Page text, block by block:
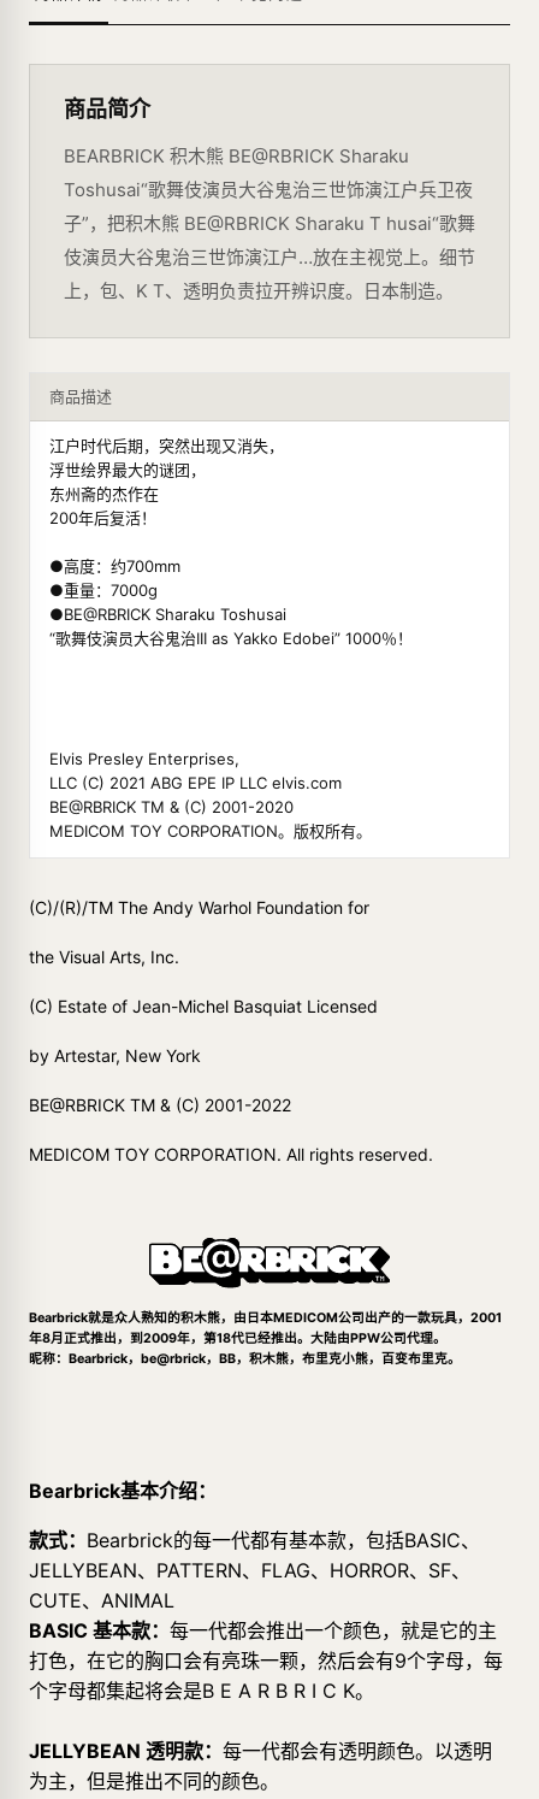
商品简介
BEARBRICK 积木熊 BE@RBRICK Sharaku
Toshusai“歌舞伎演员大谷鬼治三世饰演江户兵卫夜
子”，把积木熊 BE@RBRICK Sharaku T husai“歌舞
伎演员大谷鬼治三世饰演江户…放在主视觉上。细节
上，包、K T、透明负责拉开辨识度。日本制造。
商品描述
江户时代后期，突然出现又消失，
浮世绘界最大的谜团，
东州斋的杰作在
200年后复活！
●高度：约700mm
●重量：7000g
●BE@RBRICK Sharaku Toshusai
“歌舞伎演员大谷鬼治III as Yakko Edobei” 1000％！
Elvis Presley Enterprises,
LLC (C) 2021 ABG EPE IP LLC elvis.com
BE@RBRICK TM & (C) 2001-2020
MEDICOM TOY CORPORATION。版权所有。
(C)/(R)/TM The Andy Warhol Foundation for
the Visual Arts, Inc.
(C) Estate of Jean-Michel Basquiat Licensed
by Artestar, New York
BE@RBRICK TM & (C) 2001-2022
MEDICOM TOY CORPORATION. All rights reserved.
Bearbrick就是众人熟知的积木熊，由日本MEDICOM公司出产的一款玩具，2001
年8月正式推出，到2009年，第18代已经推出。大陆由PPW公司代理。
昵称：Bearbrick，be@rbrick，BB，积木熊，布里克小熊，百变布里克。
Bearbrick基本介绍：
款式： Bearbrick的每一代都有基本款，包括BASIC、
JELLYBEAN、PATTERN、FLAG、HORROR、SF、
CUTE、ANIMAL
BASIC 基本款： 每一代都会推出一个颜色，就是它的主
打色，在它的胸口会有亮珠一颗，然后会有9个字母，每
个字母都集起将会是B E A R B R I C K。
JELLYBEAN 透明款： 每一代都会有透明颜色。以透明
为主，但是推出不同的颜色。